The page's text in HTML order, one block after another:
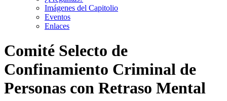
Imágenes del Capitolio
Eventos
Enlaces
Comité Selecto de
Confinamiento Criminal de
Personas con Retraso Mental